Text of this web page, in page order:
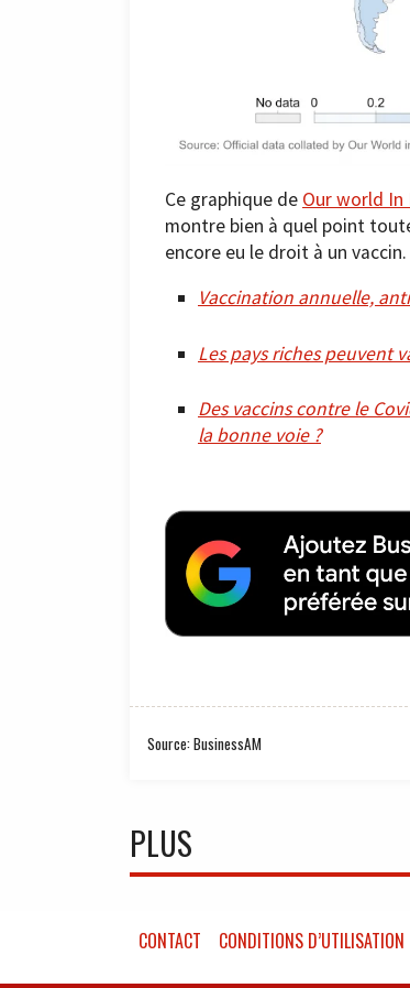
Ce graphique de Our world In
montre bien à quel point
encore eu le droit à un vaccin.
Vaccination annuelle,
Les pays riches peuvent
Des vaccins contre le
la bonne voie ?
Source: BusinessAM
PLUS
CONTACT CONDITIONS D’UTILISATION